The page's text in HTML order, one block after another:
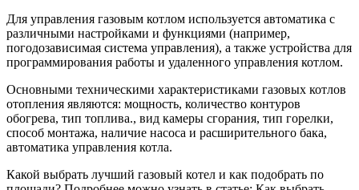
Для управления газовым котлом используется автоматика с
различными настройками и функциями (например,
погодозависимая система управления), а также устройства для
программирования работы и удаленного управления котлом.
Основными техническими характеристиками газовых котлов
отопления являются: мощность, количество контуров
обогрева, тип топлива., вид камеры сгорания, тип горелки,
способ монтажа, наличие насоса и расширительного бака,
автоматика управления котла.
Какой выбрать лучший газовый котел и как подобрать по